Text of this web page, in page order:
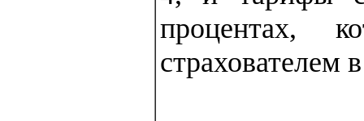
процентах,
страхователем